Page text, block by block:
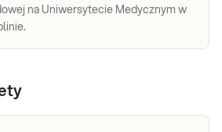
na Uniwersytecie Medycznym w